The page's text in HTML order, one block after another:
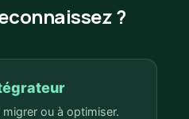
?
ou à optimiser.